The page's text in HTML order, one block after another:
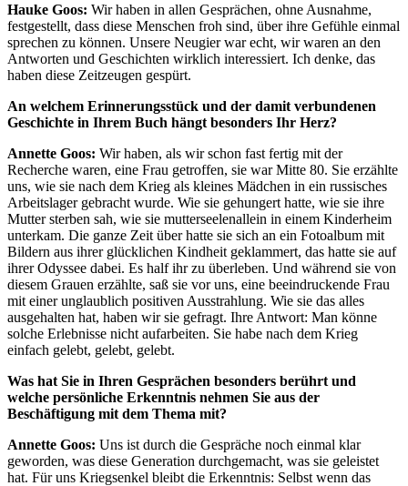
Hauke Goos: Wir haben in allen Gesprächen, ohne Ausnahme,
festgestellt, dass diese Menschen froh sind, über ihre Gefühle einmal
sprechen zu können. Unsere Neugier war echt, wir waren an den
Antworten und Geschichten wirklich interessiert. Ich denke, das
haben diese Zeitzeugen gespürt.
An welchem Erinnerungsstück und der damit verbundenen
Geschichte in Ihrem Buch hängt besonders Ihr Herz?
Annette Goos: Wir haben, als wir schon fast fertig mit der
Recherche waren, eine Frau getroffen, sie war Mitte 80. Sie erzählte
uns, wie sie nach dem Krieg als kleines Mädchen in ein russisches
Arbeitslager gebracht wurde. Wie sie gehungert hatte, wie sie ihre
Mutter sterben sah, wie sie mutterseelenallein in einem Kinderheim
unterkam. Die ganze Zeit über hatte sie sich an ein Fotoalbum mit
Bildern aus ihrer glücklichen Kindheit geklammert, das hatte sie auf
ihrer Odyssee dabei. Es half ihr zu überleben. Und während sie von
diesem Grauen erzählte, saß sie vor uns, eine beeindruckende Frau
mit einer unglaublich positiven Ausstrahlung. Wie sie das alles
ausgehalten hat, haben wir sie gefragt. Ihre Antwort: Man könne
solche Erlebnisse nicht aufarbeiten. Sie habe nach dem Krieg
einfach gelebt, gelebt, gelebt.
Was hat Sie in Ihren Gesprächen besonders berührt und
welche persönliche Erkenntnis nehmen Sie aus der
Beschäftigung mit dem Thema mit?
Annette Goos: Uns ist durch die Gespräche noch einmal klar
geworden, was diese Generation durchgemacht, was sie geleistet
hat. Für uns Kriegsenkel bleibt die Erkenntnis: Selbst wenn das